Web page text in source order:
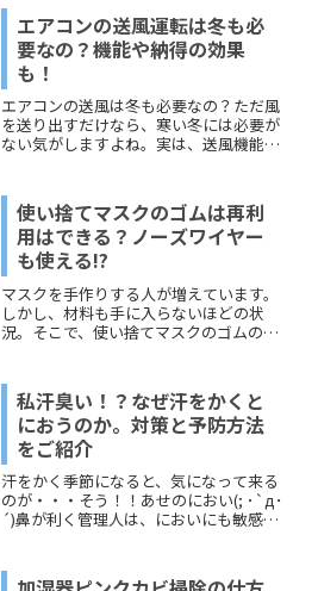
んな疑問に、主婦歴9年の私ならではの美
味しい「新米ご飯の炊き方...
エアコンの送風運転は冬も必
要なの？機能や納得の効果
も！
エアコンの送風は冬も必要なの？ただ風
を送り出すだけなら、寒い冬には必要が
ない気がしますよね。実は、送風機能に
れます。今回このページでは、「エアコ
ンの送風は冬も必要なのか」をテーマに
して、「エアコンの送風機能」と「エア
コンの送風効果」についてお伝えしま
す。どうぞ、ご覧ください。
使い捨てマスクのゴムは再利
用はできる？ノーズワイヤー
も使える!?
マスクを手作りする人が増えています。
しかし、材料も手に入らないほどの状
況。そこで、使い捨てマスクのゴムの再
は、使い捨てマスクのゴムの再利用につ
いて、できる限りの情報を集めてみまし
た。そして、ノイズワイヤーも再利用で
きます！こちらは辻ちゃんネルが話題に
なった方法です。どうぞ、ご覧くださ
い。
私汗臭い！？なぜ汗をかくと
におうのか。対策と予防方法
をご紹介
汗をかく季節になると、気になって来る
のが・・・そう！！あせのにおい(; ･`д･
´)鼻が利く管理人は、においにも敏感
からね！！今回は、なぜにおうのか？対